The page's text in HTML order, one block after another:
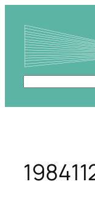
contenu
Rechercher